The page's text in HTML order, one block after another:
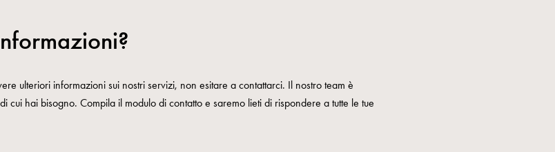
ulteriori informazioni sui nostri servizi, non esitare a contattarci. Il nostro team è
cui hai bisogno. Compila il modulo di contatto e saremo lieti di rispondere a tutte le tue